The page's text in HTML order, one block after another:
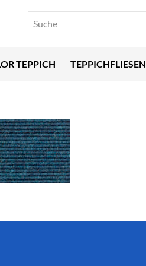
TEPPICH TEPPICHFLIESEN